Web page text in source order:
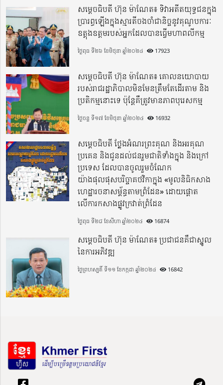
សម្តេចធិបតី ហ៊ុន ម៉ាណែត៖ ទិវាអតីតយុទ្ធជនក្នុង
ប្រារព្ធឡើងក្នុងស្មារតីចងចាំជានិច្ចនូវគុណូបការៈ
ឧត្តុងឧត្តមរបស់អ្នកដែលបានធ្វើមហាពលីកម្ម
ថ្ងៃពុធ ទី២៦ ខែមិថុនា ឆ្នាំ២០២៤ 17923
សម្តេចធិបតី ហ៊ុន ម៉ាណែត៖ គោលនយោបាយ
របស់រាជរដ្ឋាភិបាលមិនមែនត្រឹមតែដើរតាម និង
ប្រតិកម្មនោះទេ ប៉ុន្តែគឺត្រូវមានភាពបុរេសកម្ម
ថ្ងៃចន្ទ ទី១៧ ខែមិថុនា ឆ្នាំ២០២៤ 16932
សម្តេចធិបតី ថ្លែងអំណរព្រះគុណ និងអរគុណ
ប្រគេន និងជូនដល់ជនរួមជាតិទាំងក្នុង​ និងក្រៅ
ប្រទេស​ ដែលបានចូលរួមចំណែក
យ៉ាងផុលផុសបរិច្ចាគថវិកាក្នុង «មូលនិធិកសាង
ហេដ្ឋារចនាសម្ព័ន្ធតាមព្រំដែន» ដោយផ្ដោត
លើការកសាងផ្លូវក្រវាត់ព្រំដែន
ថ្ងៃពុធ ទី២៨ ខែសីហា ឆ្នាំ២០២៤ 16874
សម្តេចធិបតី ហ៊ុន ម៉ាណែត៖ ប្រជាជនគឺជាស្នូល
នៃការអភិវឌ្ឍ
ថ្ងៃព្រហស្បតិ៍ ទី១១ ខែកក្កដា ឆ្នាំ២០២៤ 16842